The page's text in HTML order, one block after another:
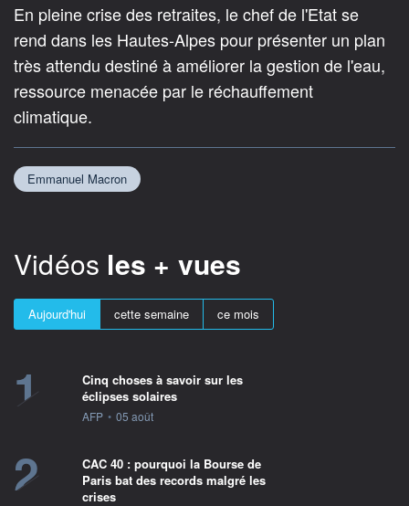
En pleine crise des retraites, le chef de l'Etat se
rend dans les Hautes-Alpes pour présenter un plan
très attendu destiné à améliorer la gestion de l'eau,
ressource menacée par le réchauffement
climatique.
Emmanuel Macron
Vidéos les + vues
Aujourd'hui cette semaine ce mois
1
Cinq choses à savoir sur les
éclipses solaires
information fournie par
AFP • 05 août
2
CAC 40 : pourquoi la Bourse de
Paris bat des records malgré les
crises